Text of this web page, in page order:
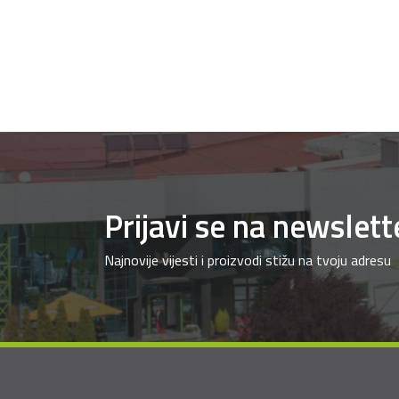
Prijavi se na
Najnovije vijesti i proizvodi stižu na tvoju adresu